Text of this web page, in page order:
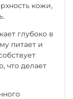
кожи,
глубоко в
питает и
что делает